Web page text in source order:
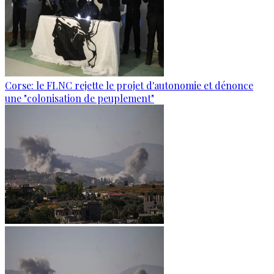
Corse: le FLNC rejette le projet d'autonomie et dénonce
une "colonisation de peuplement"